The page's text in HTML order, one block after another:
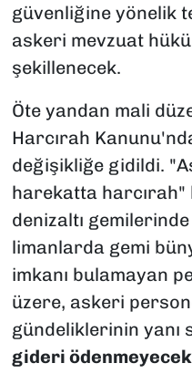
güvenliğine yönelik
askeri mevzuat
şekillenecek.
Öte yandan mali
Harcırah Kanunu
değişikliğe gidildi.
harekatta harcırah"
denizaltı
limanlarda gemi
imkanı bulamayan
üzere, askeri
gündeliklerinin yanı
gideri ödenmeyecek